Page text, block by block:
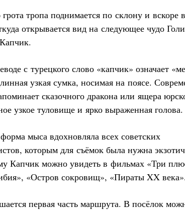
тропа поднимается по склону и вскоре
открывается вид на следующее чудо
с турецкого слово «капчик» означает
узкая сумка, носимая на поясе.
сказочного дракона или ящера
узкое туловище и ярко выраженная голова.
мыса вдохновляла всех советских
которым для съёмок была нужна
Капчик можно увидеть в фильмах «Три
«Остров сокровищ», «Пираты XX века».
первая часть маршрута. В посёлок